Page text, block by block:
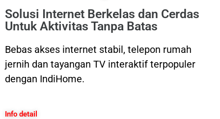
Solusi Internet Berkelas dan Cerdas
Untuk Aktivitas Tanpa Batas
Bebas akses internet stabil, telepon rumah
jernih dan tayangan TV interaktif terpopuler
dengan IndiHome.
Info detail